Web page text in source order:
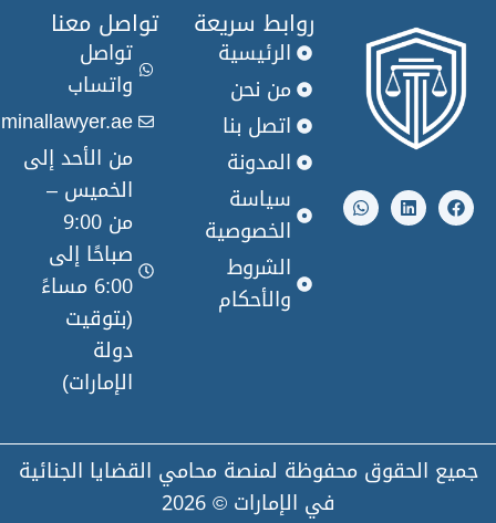
n
k
h
a
روابط سريعة
الرئيسية
من نحن
اتصل بنا
المدونة
سياسة
الخصوصية
الشروط
والأحكام
تواصل معنا
واتساب
info@criminallawyer.ae
من الأحد إلى
الخميس –
صباحًا إلى
6:00 مساءً
محفوظة لمنصة محامي القضايا الجنائية
في الإمارات © 2026